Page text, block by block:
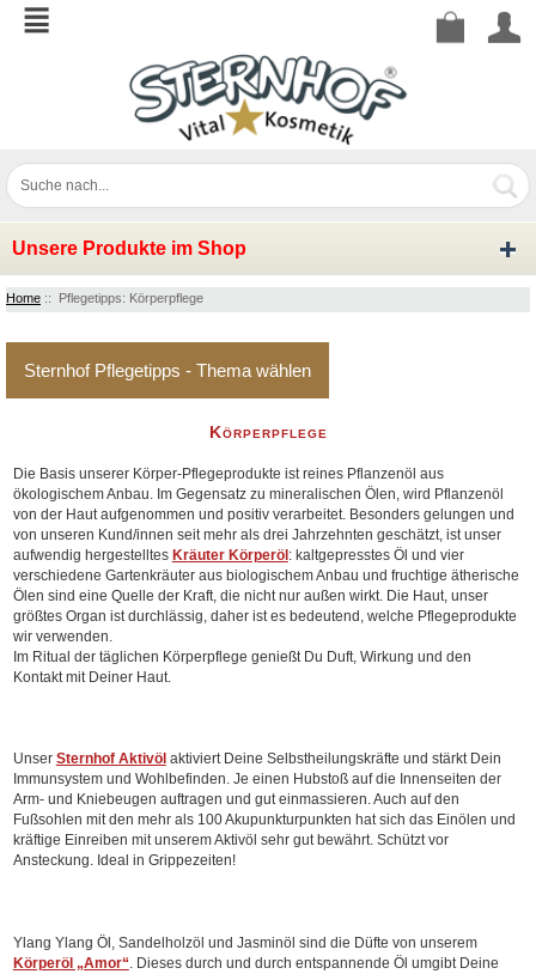
Unsere Produkte im Shop
Home :: Pflegetipps: Körperpflege
Sternhof Pflegetipps - Thema wählen
Körperpflege
Die Basis unserer Körper-Pflegeprodukte ist reines Pflanzenöl aus
ökologischem Anbau. Im Gegensatz zu mineralischen Ölen, wird Pflanzenöl
von der Haut aufgenommen und positiv verarbeitet. Besonders gelungen und
von unseren Kund/innen seit mehr als drei Jahrzehnten geschätzt, ist unser
aufwendig hergestelltes Kräuter Körperöl : kaltgepresstes Öl und vier
verschiedene Gartenkräuter aus biologischem Anbau und fruchtige ätherische
Ölen sind eine Quelle der Kraft, die nicht nur außen wirkt. Die Haut, unser
größtes Organ ist durchlässig, daher ist es bedeutend, welche Pflegeprodukte
wir verwenden.
Im Ritual der täglichen Körperpflege genießt Du Duft, Wirkung und den
Kontakt mit Deiner Haut.
Unser Sternhof Aktivöl aktiviert Deine Selbstheilungskräfte und stärkt Dein
Immunsystem und Wohlbefinden. Je einen Hubstoß auf die Innenseiten der
Arm- und Kniebeugen auftragen und gut einmassieren. Auch auf den
Fußsohlen mit den mehr als 100 Akupunkturpunkten hat sich das Einölen und
kräftige Einreiben mit unserem Aktivöl sehr gut bewährt. Schützt vor
Ansteckung. Ideal in Grippezeiten!
Ylang Ylang Öl, Sandelholzöl und Jasminöl sind die Düfte von unserem
Körperöl „Amor“ . Dieses durch und durch entspannende Öl umgibt Deine